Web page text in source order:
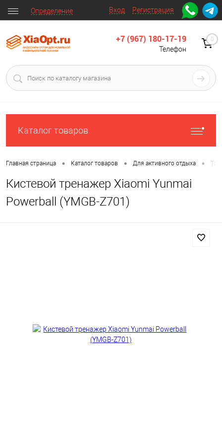
Вход Регистрация
Определение
+7 (967) 180-17-19
Телефон
0
Каталог товаров
Главная страница • Каталог товаров • Для активного отдыха •
Кистевой тренажер Xiaomi Yunmai
Powerball (YMGB-Z701)